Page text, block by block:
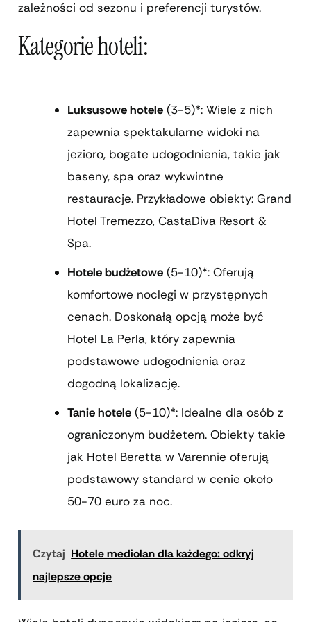
zależności od sezonu i preferencji turystów.
Kategorie hoteli:
Luksusowe hotele (3-5)*: Wiele z nich
zapewnia spektakularne widoki na
jezioro, bogate udogodnienia, takie jak
baseny, spa oraz wykwintne
restauracje. Przykładowe obiekty: Grand
Hotel Tremezzo, CastaDiva Resort &
Spa.
Hotele budżetowe (5-10)*: Oferują
komfortowe noclegi w przystępnych
cenach. Doskonałą opcją może być
Hotel La Perla, który zapewnia
podstawowe udogodnienia oraz
dogodną lokalizację.
Tanie hotele (5-10)*: Idealne dla osób z
ograniczonym budżetem. Obiekty takie
jak Hotel Beretta w Varennie oferują
podstawowy standard w cenie około
50-70 euro za noc.
Czytaj Hotele mediolan dla każdego: odkryj
najlepsze opcje